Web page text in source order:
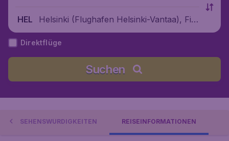
HEL
Helsinki (Flughafen Helsinki-Vantaa), Fin
nland
Direktflüge
Suchen
SEHENSWÜRDIGKEITEN REISEINFORMATIONEN